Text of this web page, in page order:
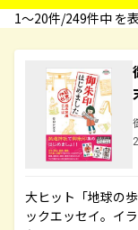
1〜20件/249件中 を
大ヒット「地球の
ックエッセイ。イ